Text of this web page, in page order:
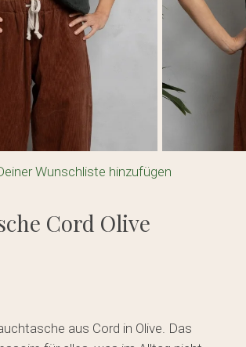
Wunschliste hinzufügen
Cord Olive
aus Cord in Olive. Das